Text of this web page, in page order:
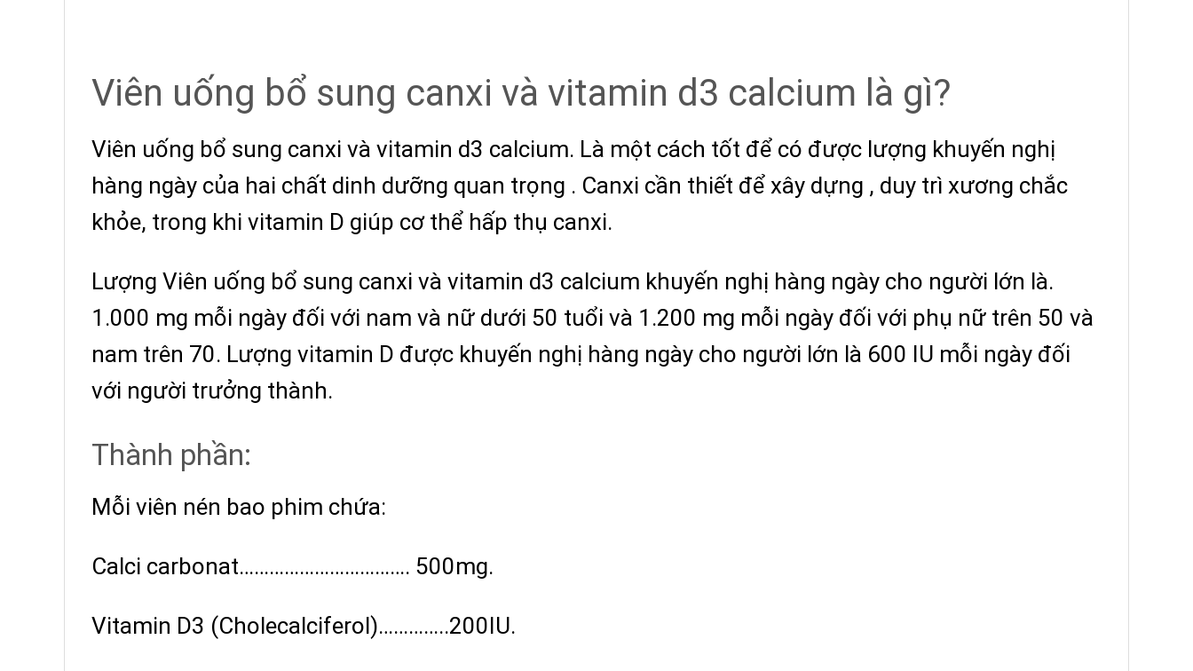
Viên uống bổ sung canxi và vitamin d3 calcium là gì?
Viên uống bổ sung canxi và vitamin d3 calcium. Là một cách tốt để có được lượng khuyến nghị
hàng ngày của hai chất dinh dưỡng quan trọng . Canxi cần thiết để xây dựng , duy trì xương chắc
khỏe, trong khi vitamin D giúp cơ thể hấp thụ canxi.
Lượng Viên uống bổ sung canxi và vitamin d3 calcium khuyến nghị hàng ngày cho người lớn là.
1.000 mg mỗi ngày đối với nam và nữ dưới 50 tuổi và 1.200 mg mỗi ngày đối với phụ nữ trên 50 và
nam trên 70. Lượng vitamin D được khuyến nghị hàng ngày cho người lớn là 600 IU mỗi ngày đối
với người trưởng thành.
Thành phần:
Mỗi viên nén bao phim chứa:
Calci carbonat……………………………. 500mg.
Vitamin D3 (Cholecalciferol)…………..200IU.